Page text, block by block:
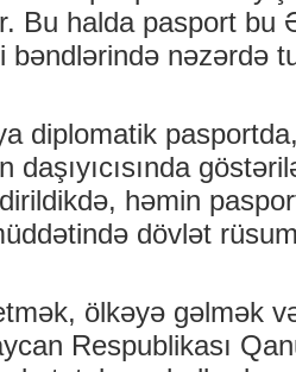
Bu halda pasport bu
bəndlərində nəzərdə
diplomatik
daşıyıcısında
həmin
dövlət
ölkəyə gəlmək
Respublikası